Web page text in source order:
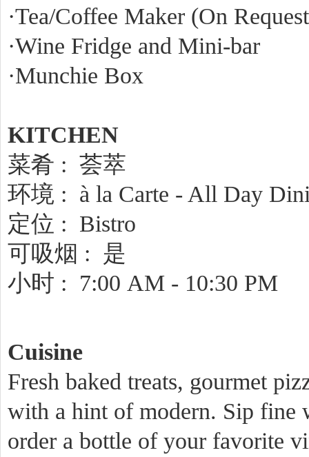
·Tea/Coffee Maker (On
·Wine Fridge and Mini-bar
·Munchie Box
KITCHEN
菜肴 : 荟萃
环境 : à la Carte - All Day
定位 : Bistro
可吸烟 : 是
小时 : 7:00 AM - 10:30 PM
Cuisine
Fresh baked treats, gourmet
with a hint of modern. Sip fine
order a bottle of your favorite